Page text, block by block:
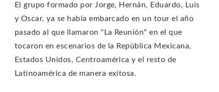
El grupo formado por Jorge, Hernán, Eduardo, Luis
y Oscar, ya se había embarcado en un tour el año
pasado al que llamaron "La Reunión" en el que
tocaron en escenarios de la República Mexicana,
Estados Unidos, Centroamérica y el resto de
Latinoamérica de manera exitosa.